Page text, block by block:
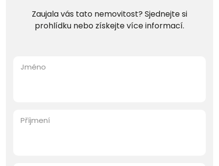
Zaujala vás tato nemovitost? Sjednejte si
prohlídku nebo získejte více informací.
Jméno
Příjmení